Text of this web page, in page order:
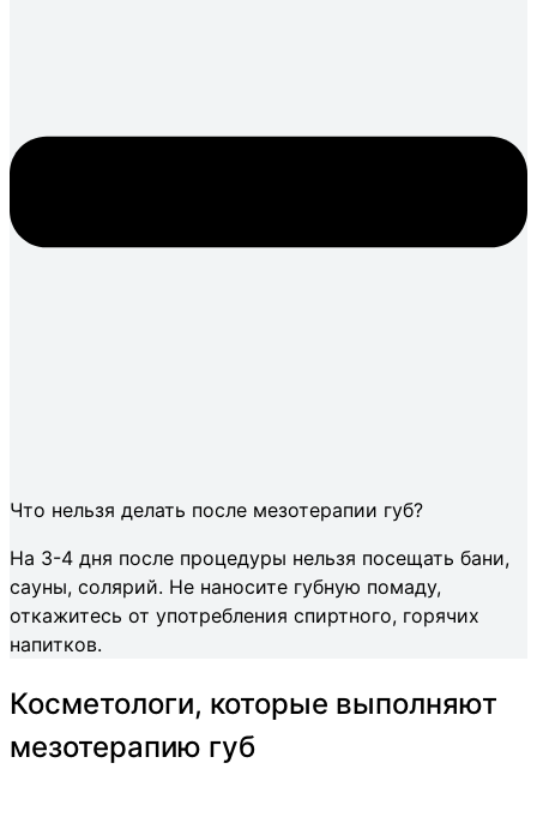
Что нельзя делать после мезотерапии губ?
На 3-4 дня после процедуры нельзя посещать бани,
сауны, солярий. Не наносите губную помаду,
откажитесь от употребления спиртного, горячих
напитков.
Косметологи, которые выполняют
мезотерапию губ